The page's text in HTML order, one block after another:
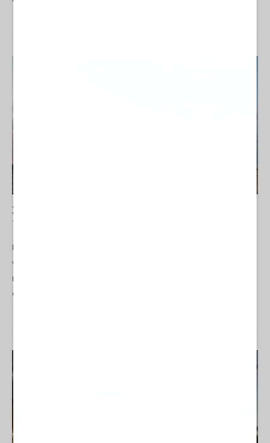
Xinjiang. A Turpan il deserto diventa risorsa
17 Luglio 2025 08:00
Un gruppo di giornalisti provenienti da 24 paesi ha intrapreso una
visita nella Regione Autonoma Uigura dello Xinjiang. Vi
raccontiamo in prima persona questo proficuo scambio di
conoscenza reciproca...